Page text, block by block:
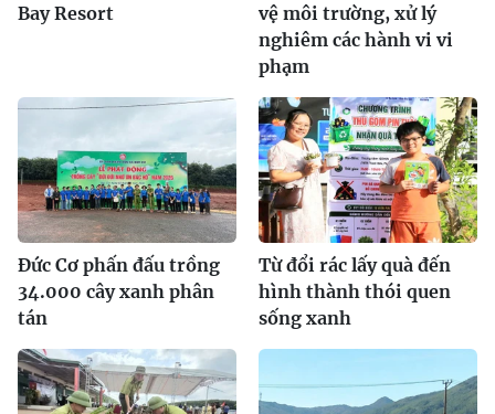
Bay Resort
vệ môi trường, xử lý
nghiêm các hành vi vi
phạm
Đức Cơ phấn đấu trồng
34.000 cây xanh phân
tán
Từ đổi rác lấy quà đến
hình thành thói quen
sống xanh